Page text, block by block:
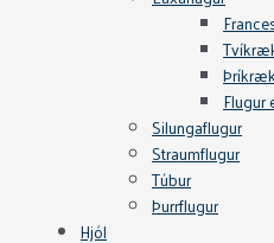
Flugur
Silungaflugur
Straumflugur
Túbur
Þurrflugur
Hjól